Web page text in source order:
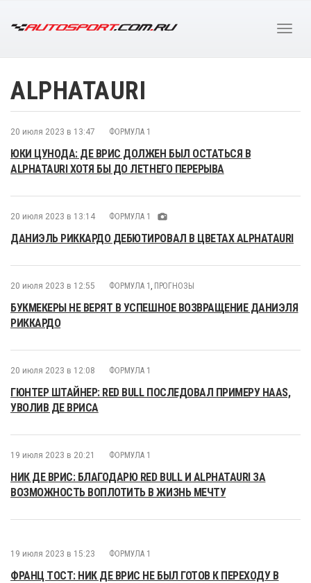
ALPHATAURI
20 июля 2023 в 13:47 ФОРМУЛА 1
ЮКИ ЦУНОДА: ДЕ ВРИС ДОЛЖЕН БЫЛ ОСТАТЬСЯ В
ALPHATAURI ХОТЯ БЫ ДО ЛЕТНЕГО ПЕРЕРЫВА
20 июля 2023 в 13:14 ФОРМУЛА 1
ДАНИЭЛЬ РИККАРДО ДЕБЮТИРОВАЛ В ЦВЕТАХ ALPHATAURI
20 июля 2023 в 12:55 ФОРМУЛА 1 , ПРОГНОЗЫ
БУКМЕКЕРЫ НЕ ВЕРЯТ В УСПЕШНОЕ ВОЗВРАЩЕНИЕ ДАНИЭЛЯ
РИККАРДО
20 июля 2023 в 12:08 ФОРМУЛА 1
ГЮНТЕР ШТАЙНЕР: RED BULL ПОСЛЕДОВАЛ ПРИМЕРУ HAAS,
УВОЛИВ ДЕ ВРИСА
19 июля 2023 в 20:21 ФОРМУЛА 1
НИК ДЕ ВРИС: БЛАГОДАРЮ RED BULL И ALPHATAURI ЗА
ВОЗМОЖНОСТЬ ВОПЛОТИТЬ В ЖИЗНЬ МЕЧТУ
19 июля 2023 в 15:23 ФОРМУЛА 1
ФРАНЦ ТОСТ: НИК ДЕ ВРИС НЕ БЫЛ ГОТОВ К ПЕРЕХОДУ В